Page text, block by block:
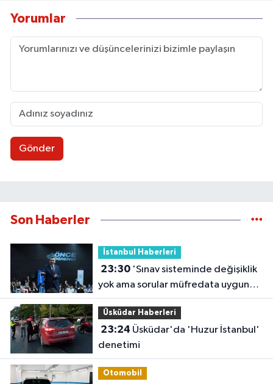
Yorumlar
Gönder
Son Haberler
İstanbul Haberleri
23:30'Sınav sisteminde değişiklik
yok ama sorular müfredata uygun
hale gelecek'
Üsküdar Haberleri
23:24
denetimi
Otomobil